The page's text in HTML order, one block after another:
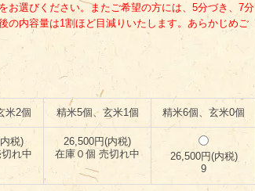
お選びください。またご希望の方には、5分づき、7分
の内容量は1割ほど目減りいたします。あらかじめご
米2個 精米5個、玄米1個 精米6個、玄米0個
税)
れ中
26,500円(内税)
在庫０個 売切れ中
26,500円(内税)
9